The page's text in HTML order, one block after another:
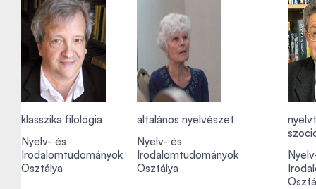
klasszika filológia
Nyelv- és
Irodalomtudományok
Osztálya
általános nyelvészet
Nyelv- és
Irodalomtudományok
Osztálya